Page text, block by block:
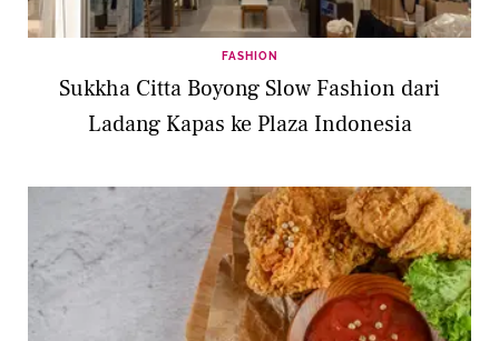
FASHION
Sukkha Citta Boyong Slow Fashion dari
Ladang Kapas ke Plaza Indonesia